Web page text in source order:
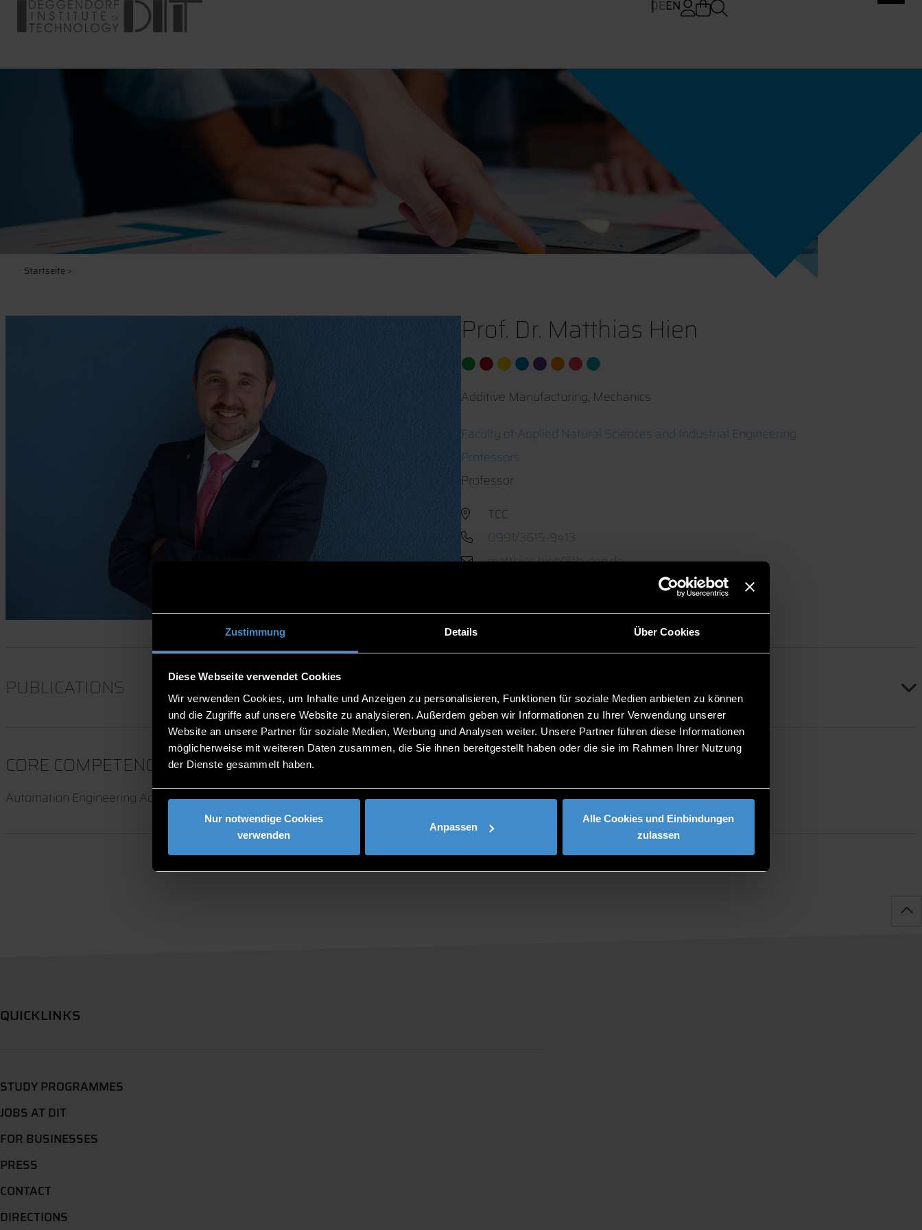
Zustimmung Details Über Cookies
Diese Webseite verwendet Cookies
Wir verwenden Cookies, um Inhalte und Anzeigen zu personalisieren, Funktionen für soziale Medien anbieten zu können
und die Zugriffe auf unsere Website zu analysieren. Außerdem geben wir Informationen zu Ihrer Verwendung unserer
Website an unsere Partner für soziale Medien, Werbung und Analysen weiter. Unsere Partner führen diese Informationen
möglicherweise mit weiteren Daten zusammen, die Sie ihnen bereitgestellt haben oder die sie im Rahmen Ihrer Nutzung
der Dienste gesammelt haben.
Nur notwendige Cookies
verwenden
Anpassen
Alle Cookies und Einbindungen
zulassen
DEEN
Startseite>
Prof. Dr. Matthias Hien
Additive Manufacturing, Mechanics
Faculty of Applied Natural Sciences and Industrial Engineering
Professors
Professor
TCC
0991/3615-9413
PUBLICATIONS
CORE COMPETENCIES
Automation Engineering Additive Manufacturing Digital Production
QUICKLINKS
STUDY PROGRAMMES
JOBS AT DIT
FOR BUSINESSES
PRESS
CONTACT
DIRECTIONS